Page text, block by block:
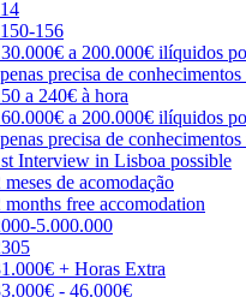
156
a 200.000€ ilíquidos
precisa de
a 240€ à hora
a 200.000€ ilíquidos
precisa de
Interview in Lisboa possible
meses de acomodação
months free accomodation
5.000.000
+ Horas Extra
- 46.000€